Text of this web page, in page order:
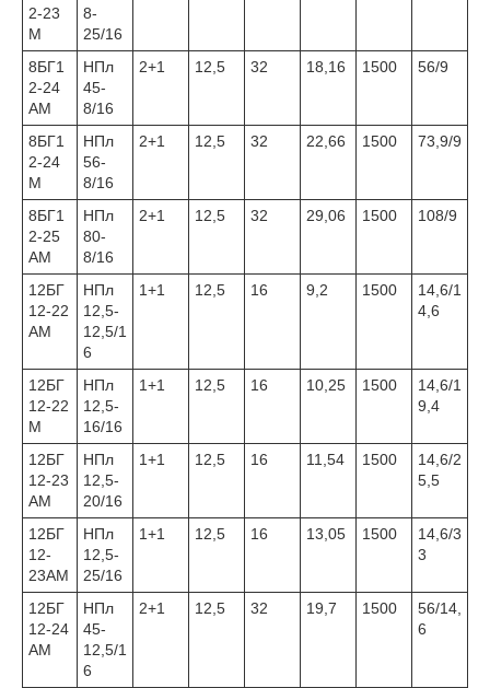
2-23
М
8-
25/16
8БГ1
2-24
АМ
НПл
45-
8/16
2+1 12,5 32 18,16 1500 56/9
8БГ1
2-24
М
НПл
56-
8/16
2+1 12,5 32 22,66 1500 73,9/9
8БГ1
2-25
АМ
НПл
80-
8/16
2+1 12,5 32 29,06 1500 108/9
12БГ
12-22
АМ
НПл
12,5-
12,5/1
6
1+1 12,5 16 9,2 1500
14,6/1
4,6
12БГ
12-22
М
НПл
12,5-
16/16
1+1 12,5 16 10,25 1500
14,6/1
9,4
12БГ
12-23
АМ
НПл
12,5-
20/16
1+1 12,5 16 11,54 1500
14,6/2
5,5
12БГ
12-
23АМ
НПл
12,5-
25/16
1+1 12,5 16 13,05 1500
14,6/3
3
12БГ
12-24
АМ
НПл
45-
12,5/1
6
2+1 12,5 32 19,7 1500
56/14,
6